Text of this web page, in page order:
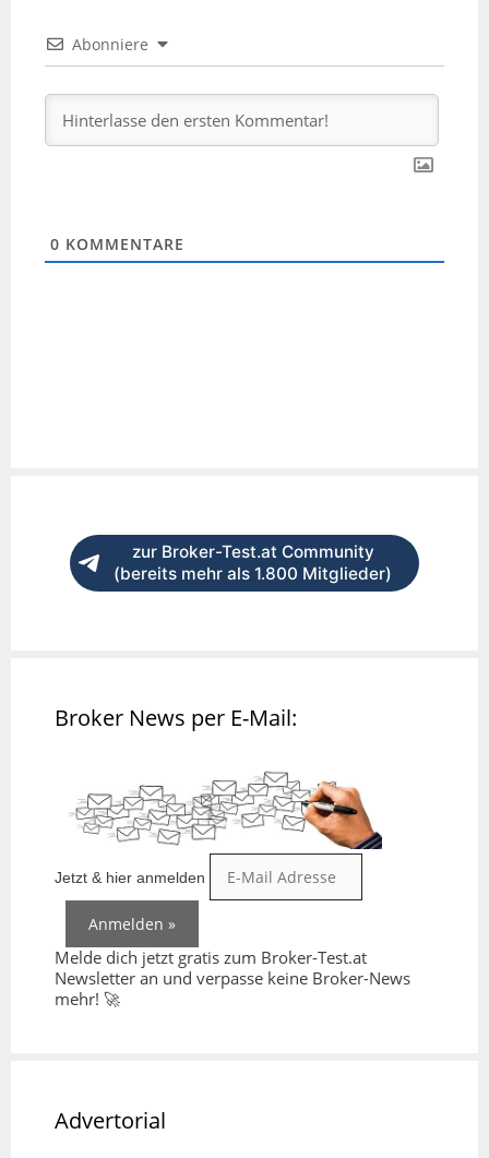
Abonniere
0 KOMMENTARE
zur Broker-Test.at Community
(bereits mehr als 1.800 Mitglieder)
Broker News per E-Mail:
Jetzt & hier anmelden
Melde dich jetzt gratis zum Broker-Test.at
Newsletter an und verpasse keine Broker-News
mehr! 🚀
Advertorial